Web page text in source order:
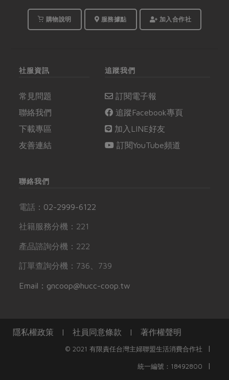
購物說明 服務據點 加入合作社
社服資訊
常見問題
聯絡我們
下載專區
友善連結
追蹤我們
訂閱電子報
追蹤Facebook專頁
加入LINE好友
訂閱YouTube頻道
聯絡我們
電話： 02-2999-6122
社籍服務分機：221
產品諮詢分機：222
訂單查詢分機：736、739
Email：gncoop@hucc-coop.tw
隱私權政策 | 社員同意條款 | 著作權聲明
© 2021 有限責任台灣主婦聯盟生活消費合作社 |
統一編號：18492800
|